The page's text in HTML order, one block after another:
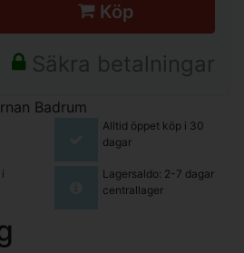
Köp
Säkra betalningar
Badrum
Alltid öppet köp i 30
dagar
Lagersaldo: 2-7 dagar
centrallager